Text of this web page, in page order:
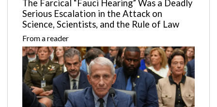
The Farcical “Fauci Hearing” Was a Deadly
Serious Escalation in the Attack on
Science, Scientists, and the Rule of Law
From a reader